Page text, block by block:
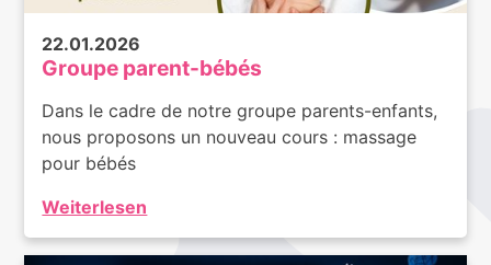
22.01.2026
Groupe parent-bébés
Dans le cadre de notre groupe parents-enfants,
nous proposons un nouveau cours : massage
pour bébés
Weiterlesen